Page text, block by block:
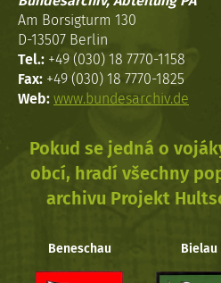
Am Borsigturm 130
D-13507 Berlin
Tel.: +49 (030) 18 7770-1158
Fax: +49 (030) 18 7770-1825
Web: www.bundesarchiv.de
Pokud se jedná o
obcí, hradí všechny
archivu Projekt
Beneschau Bielau